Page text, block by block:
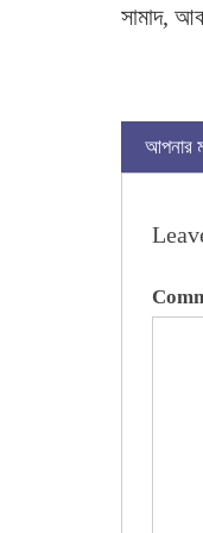
সামাদ,
আপনার